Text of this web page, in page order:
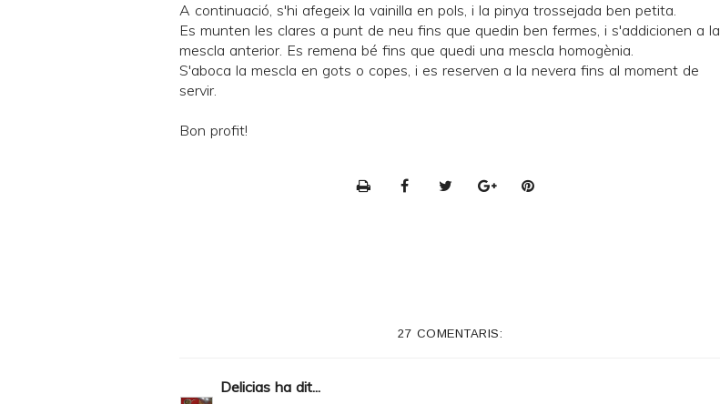
A continuació, s'hi afegeix la vainilla en pols, i la pinya trossejada ben petita.
Es munten les clares a punt de neu fins que quedin ben fermes, i s'addicionen a la
mescla anterior. Es remena bé fins que quedi una mescla homogènia.
S'aboca la mescla en gots o copes, i es reserven a la nevera fins al moment de
servir.
Bon profit!
27 COMENTARIS:
Delicias ha dit...